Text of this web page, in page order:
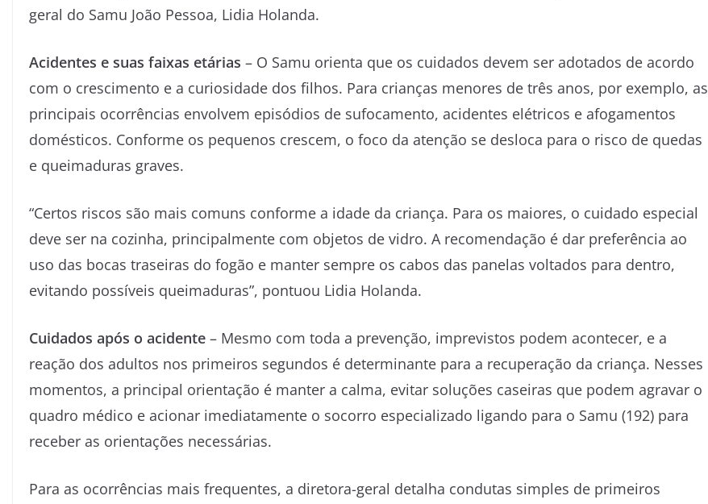
geral do Samu João Pessoa, Lidia Holanda.
Acidentes e suas faixas etárias – O Samu orienta que os cuidados devem ser adotados de acordo
com o crescimento e a curiosidade dos filhos. Para crianças menores de três anos, por exemplo, as
principais ocorrências envolvem episódios de sufocamento, acidentes elétricos e afogamentos
domésticos. Conforme os pequenos crescem, o foco da atenção se desloca para o risco de quedas
e queimaduras graves.
“Certos riscos são mais comuns conforme a idade da criança. Para os maiores, o cuidado especial
deve ser na cozinha, principalmente com objetos de vidro. A recomendação é dar preferência ao
uso das bocas traseiras do fogão e manter sempre os cabos das panelas voltados para dentro,
evitando possíveis queimaduras”, pontuou Lidia Holanda.
Cuidados após o acidente – Mesmo com toda a prevenção, imprevistos podem acontecer, e a
reação dos adultos nos primeiros segundos é determinante para a recuperação da criança. Nesses
momentos, a principal orientação é manter a calma, evitar soluções caseiras que podem agravar o
quadro médico e acionar imediatamente o socorro especializado ligando para o Samu (192) para
receber as orientações necessárias.
Para as ocorrências mais frequentes, a diretora-geral detalha condutas simples de primeiros